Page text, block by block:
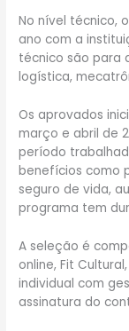
No nível técnico,
ano com a
técnico são para
logística,
Os aprovados
março e abril de
período
benefícios como
seguro de vida,
programa tem
A seleção é
online, Fit
individual com
assinatura do